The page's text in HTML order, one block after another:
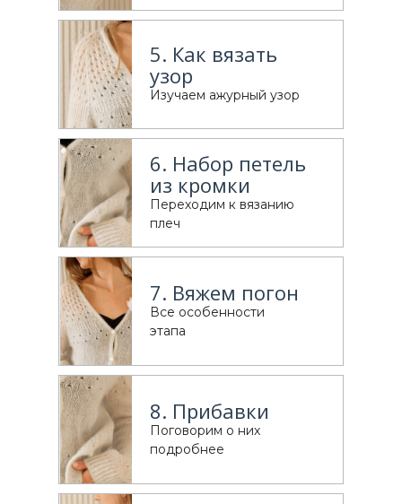
5. Как вязать
узор
Изучаем ажурный узор
6. Набор петель
из кромки
Переходим к вязанию
плеч
7. Вяжем погон
Все особенности
этапа
8. Прибавки
Поговорим о них
подробнее